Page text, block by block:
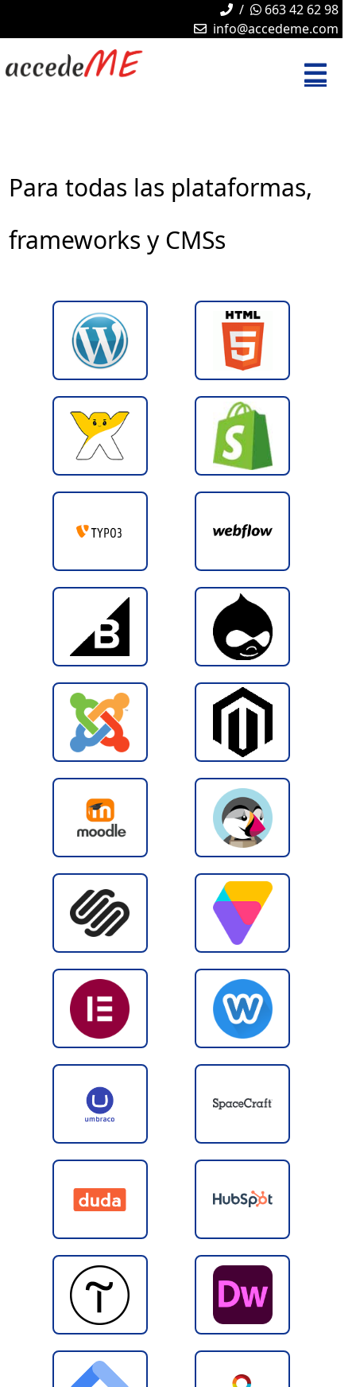
/
663 42 62 98
info@accedeme.com
Para todas las plataformas,
frameworks y CMSs